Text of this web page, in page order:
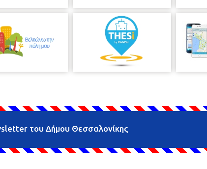
του Δήμου Θεσσαλονίκης